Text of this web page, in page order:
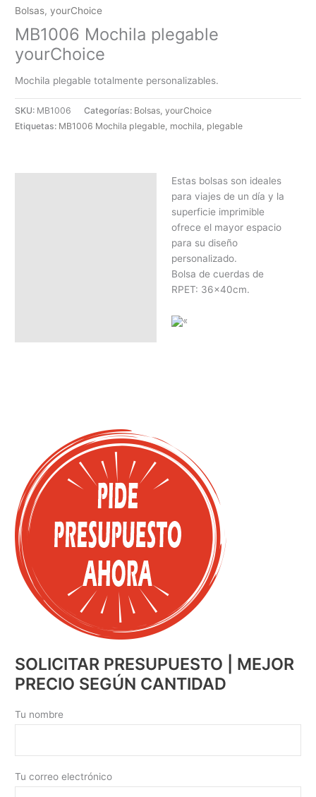
Bolsas,yourChoice
MB1006 Mochila plegable
yourChoice
Mochila plegable totalmente personalizables.
SKU: MB1006 Categorías: Bolsas,yourChoice
Etiquetas: MB1006 Mochila plegable, mochila, plegable
Estas bolsas son ideales
para viajes de un día y la
superficie imprimible
ofrece el mayor espacio
para su diseño
personalizado.
Bolsa de cuerdas de
RPET: 36x40cm.
«
SOLICITAR PRESUPUESTO | MEJOR
PRECIO SEGÚN CANTIDAD
Tu nombre
Tu correo electrónico